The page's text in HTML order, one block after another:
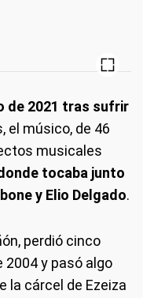
de 2021 tras sufrir
el músico, de 46
musicales
tocaba junto
y Elio Delgado.
perdió cinco
2004 y pasó algo
la cárcel de Ezeiza